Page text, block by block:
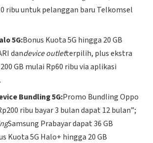
ribu untuk pelanggan baru Telkomsel
5G:Bonus Kuota 5G hingga 20 GB
dandevice outletterpilih, plus ekstra
GB mulai Rp60 ribu via aplikasi
Bundling 5G:Promo Bundling Oppo
ribu bayar 3 bulan dapat 12 bulan”;
Samsung Prabayar dapat 36 GB
Kuota 5G Halo+ hingga 20 GB